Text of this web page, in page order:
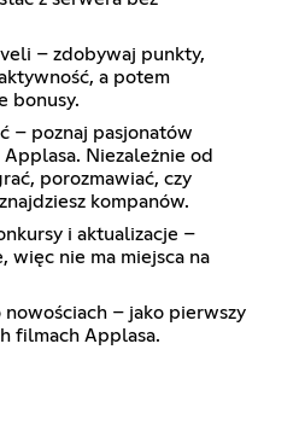
– zdobywaj punkty,
a potem
bonusy.
– poznaj pasjonatów
Niezależnie od
porozmawiać, czy
kompanów.
i aktualizacje –
więc nie ma miejsca na
nowościach – jako pierwszy
filmach Applasa.